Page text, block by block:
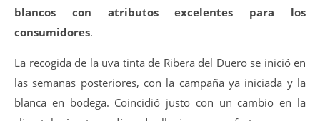
blancos con atributos excelentes para los
consumidores.
La recogida de la uva tinta de Ribera del Duero se inició en
las semanas posteriores, con la campaña ya iniciada y la
blanca en bodega. Coincidió justo con un cambio en la